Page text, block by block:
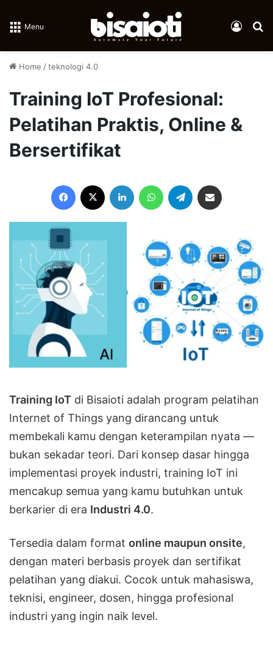
Menu Log In
Home /teknologi 4.0
Training IoT Profesional:
Pelatihan Praktis, Online &
Bersertifikat
Facebook LinkedIn WhatsAppTelegram
Training IoT di Bisaioti adalah program pelatihan
Internet of Things yang dirancang untuk
membekali kamu dengan keterampilan nyata —
bukan sekadar teori. Dari konsep dasar hingga
implementasi proyek industri, training IoT ini
mencakup semua yang kamu butuhkan untuk
berkarier di era Industri 4.0.
Tersedia dalam format online maupun onsite,
dengan materi berbasis proyek dan sertifikat
pelatihan yang diakui. Cocok untuk mahasiswa,
teknisi, engineer, dosen, hingga profesional
industri yang ingin naik level.